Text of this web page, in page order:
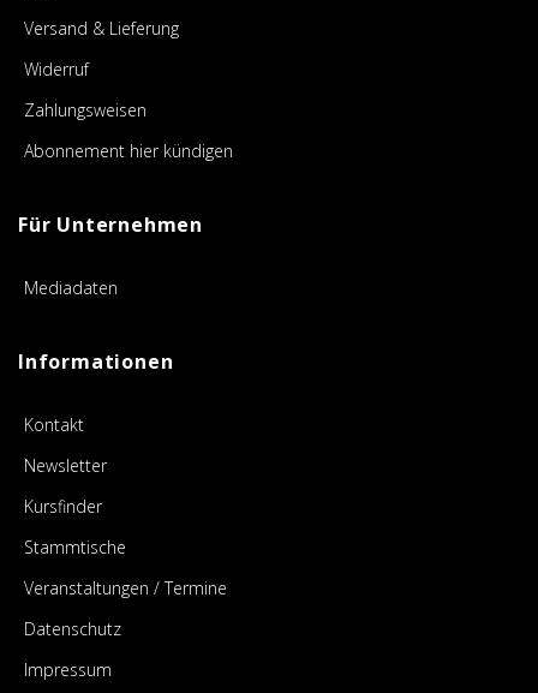
Versand & Lieferung
Widerruf
Zahlungsweisen
Abonnement hier kündigen
Für Unternehmen
Mediadaten
Informationen
Kontakt
Newsletter
Kursfinder
Stammtische
Veranstaltungen / Termine
Datenschutz
Impressum